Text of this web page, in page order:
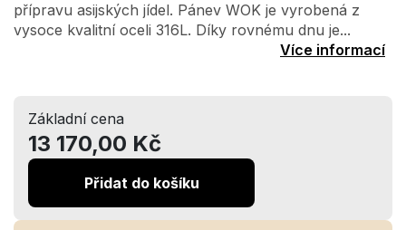
přípravu asijských jídel. Pánev WOK je vyrobená z
vysoce kvalitní oceli 316L. Díky rovnému dnu je...
Více informací
Základní cena
13 170,00 Kč
Přidat do košíku